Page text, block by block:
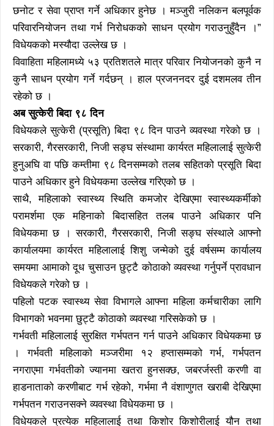
छनोट र सेवा प्राप्त गर्ने अधिकार हुनेछ । मञ्जुरी नलिकन बलपूर्वक
परिवारनियोजन तथा गर्भ निरोधकको साधन प्रयोग गराउनुहुँदैन ।”
विधेयकको मस्यौदा उल्लेख छ ।
विवाहिता महिलामध्ये ५३ प्रतिशतले मात्र परिवार नियोजनको कुनै न
कुनै साधन प्रयोग गर्ने गर्दछन् । हाल प्रजननदर दुई दशमलव तीन
रहेको छ ।
अब सुत्केरी बिदा ९८ दिन
विधेयकले सुत्केरी (प्रसूति) बिदा ९८ दिन पाउने व्यवस्था गरेको छ ।
सरकारी, गैरसरकारी, निजी सङ्घ संस्थामा कार्यरत महिलालाई सुत्केरी
हुनुअघि वा पछि कम्तीमा ९८ दिनसम्मको तलब सहितको प्रसूति बिदा
पाउने अधिकार हुने विधेयकमा उल्लेख गरिएको छ ।
साथै, महिलाको स्वास्थ्य स्थिति कमजोर देखिएमा स्वास्थ्यकर्मीको
परामर्शमा एक महिनाको बिदासहित तलब पाउने अधिकार पनि
विधेयकमा छ । सरकारी, गैरसरकारी, निजी सङ्घ संस्थाले आफ्नो
कार्यालयमा कार्यरत महिलालाई शिशु जन्मेको दुई वर्षसम्म कार्यालय
समयमा आमाको दूध चुसाउन छुट्टै कोठाको व्यवस्था गर्नुपर्ने प्रावधान
विधेयकले गरेको छ ।
पहिलो पटक स्वास्थ्य सेवा विभागले आफ्ना महिला कर्मचारीका लागि
विभागको भवनमा छुट्टै कोठाको व्यवस्था गरिसकेको छ ।
गर्भवती महिलालाई सुरक्षित गर्भपतन गर्न पाउने अधिकार विधेयकमा छ
। गर्भवती महिलाको मञ्जरीमा १२ हप्तासम्मको गर्भ, गर्भपतन
नगराएमा गर्भवतीको ज्यानमा खतरा हुनसक्छ, जबरर्जस्ती करणी वा
हाडनाताको करणीबाट गर्भ रहेको, गर्भमा नै वंशाणुगत खराबी देखिएमा
गर्भपतन गराउनसक्ने व्यवस्था विधेयकमा छ ।
विधेयकले प्रत्येक महिलालाई तथा किशोर किशोरीलाई यौन तथा